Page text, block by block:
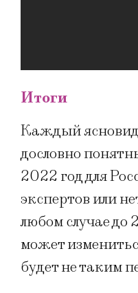
Итоги
Каждый
дословно
2022 год для
экспертов или
любом случае до
может
будет не таким